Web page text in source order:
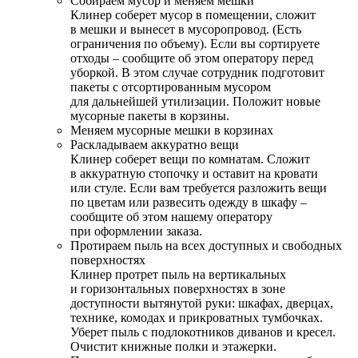
Клинер соберет мусор в помещении, сложит
в мешки и вынесет в мусоропровод. (Есть
ограничения по объему). Если вы сортируете
отходы – сообщите об этом оператору перед
уборкой. В этом случае сотрудник подготовит
пакеты с отсортированным мусором
для дальнейшей утилизации. Положит новые
мусорные пакеты в корзины.
Меняем мусорные мешки в корзинах
Раскладываем аккуратно вещи
Клинер соберет вещи по комнатам. Сложит
в аккуратную стопочку и оставит на кровати
или стуле. Если вам требуется разложить вещи
по цветам или развесить одежду в шкафу –
сообщите об этом нашему оператору
при оформлении заказа.
Протираем пыль на всех доступных и свободных
поверхностях
Клинер протрет пыль на вертикальных
и горизонтальных поверхностях в зоне
доступности вытянутой руки: шкафах, дверцах,
технике, комодах и прикроватных тумбочках.
Уберет пыль с подлокотников диванов и кресел.
Очистит книжные полки и этажерки.